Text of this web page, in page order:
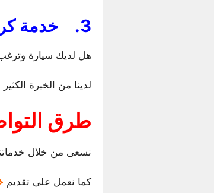
3. خدمة
هل لديك سيارة
لدينا من الخبرة
طرق
نسعى من خلال
كما نعمل على تقديم